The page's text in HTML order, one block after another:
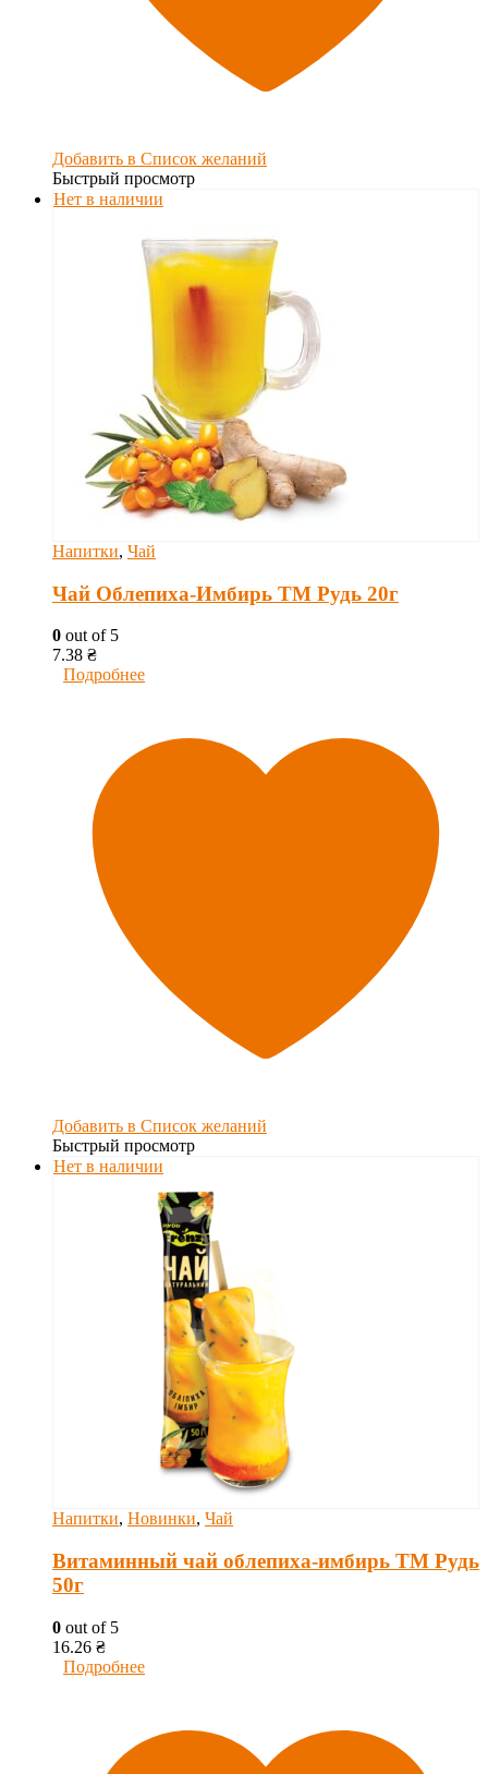
Добавить в Список желаний
Быстрый просмотр
Нет в наличии
Напитки, Чай
Чай Облепиха-Имбирь ТМ Рудь 20г
0 out of 5
7.38 ₴
Подробнее
Добавить в Список желаний
Быстрый просмотр
Нет в наличии
Напитки, Новинки, Чай
Витаминный чай облепиха-имбирь ТМ Рудь
50г
0 out of 5
16.26 ₴
Подробнее